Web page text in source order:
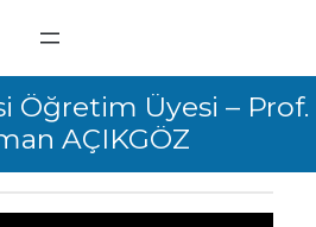
Öğretim Üyesi – Prof.
AÇIKGÖZ